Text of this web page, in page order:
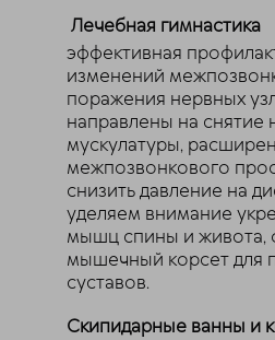
Лечебная гимнастика
эффективная
изменений
поражения нервных
направлены на снятие
мускулатуры,
межпозвонкового
снизить давление на
уделяем внимание
мышц спины и
мышечный корсет для
суставов.
Скипидарные ванны и